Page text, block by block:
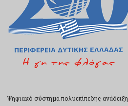
Ψηφιακό σύστημα πολυεπίπεδης